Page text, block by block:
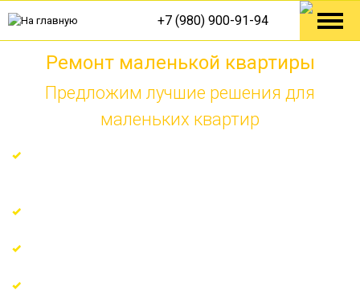
+7 (980) 900-91-94
Ремонт маленькой квартиры
Предложим лучшие решения для
маленьких квартир